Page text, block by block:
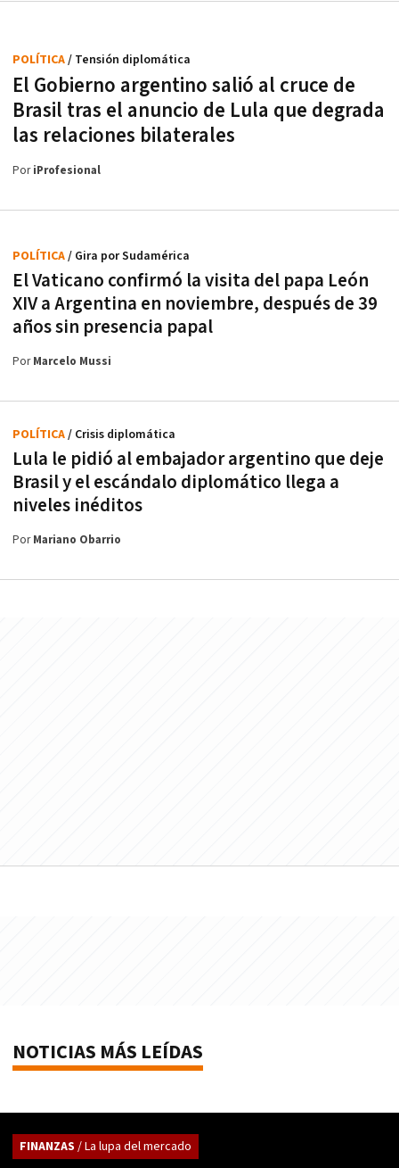
El Gobierno argentino salió al cruce de
Brasil tras el anuncio de Lula que degrada
las relaciones bilaterales
POLÍTICA/ Tensión diplomática
PoriProfesional
El Vaticano confirmó la visita del papa León
XIV a Argentina en noviembre, después de 39
años sin presencia papal
POLÍTICA/ Gira por Sudamérica
PorMarcelo Mussi
Lula le pidió al embajador argentino que deje
Brasil y el escándalo diplomático llega a
niveles inéditos
POLÍTICA/ Crisis diplomática
PorMariano Obarrio
NOTICIAS MÁS LEÍDAS
FINANZAS / La lupa del mercado